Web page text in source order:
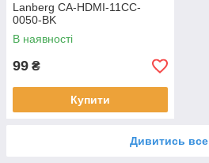
Lanberg CA-HDMI-11CC-
0050-BK
В наявності
99 ₴
Купити
Дивитись все